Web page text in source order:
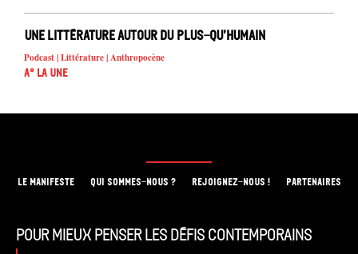
Une littérature autour du plus-qu’humain
Podcast | Littérature | Anthropocène
A° la Une
LE MANIFESTE QUI SOMMES-NOUS ? REJOIGNEZ-NOUS ! PARTENAIRES
Pour mieux penser les défis contemporains